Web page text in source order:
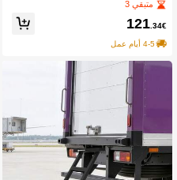
متبقي 3
121.34€
4-5 أيام عمل